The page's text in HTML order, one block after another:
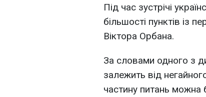
Під час зустрічі
більшості пунктів із
Віктора Орбана.
За словами одного з
залежить від
частину питань